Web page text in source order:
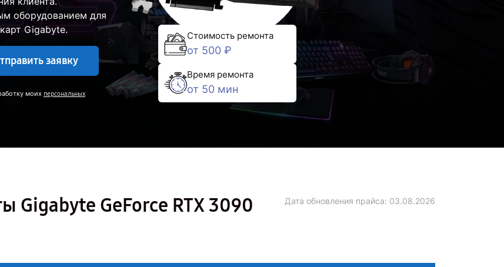
оборудованием для
Gigabyte.
заявку
моих персональных
Стоимость ремонта
от 500 ₽
Время ремонта
от 50 мин
Gigabyte GeForce RTX 3090
Дата обновления прайса: 03.08.2026